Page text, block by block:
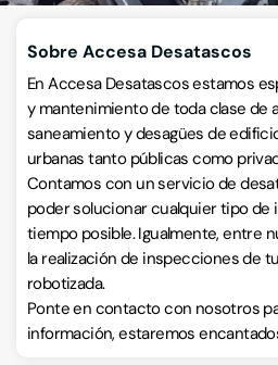
Sobre Accesa Desatascos
En Accesa Desatascos estamos
y mantenimiento de toda clase de
saneamiento y desagües de
urbanas tanto públicas como
Contamos con un servicio de
poder solucionar cualquier tipo de
tiempo posible. Igualmente, entre
la realización de inspecciones de
robotizada.
Ponte en contacto con nosotros
información, estaremos